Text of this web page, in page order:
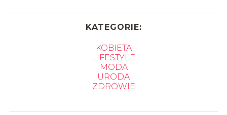
KATEGORIE:
KOBIETA
LIFESTYLE
MODA
URODA
ZDROWIE